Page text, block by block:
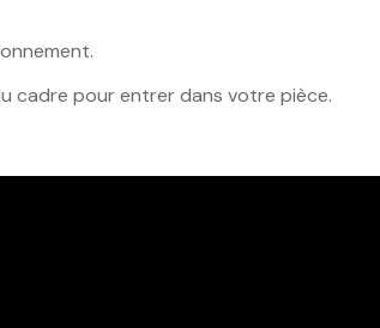
cadre pour entrer dans votre pièce.